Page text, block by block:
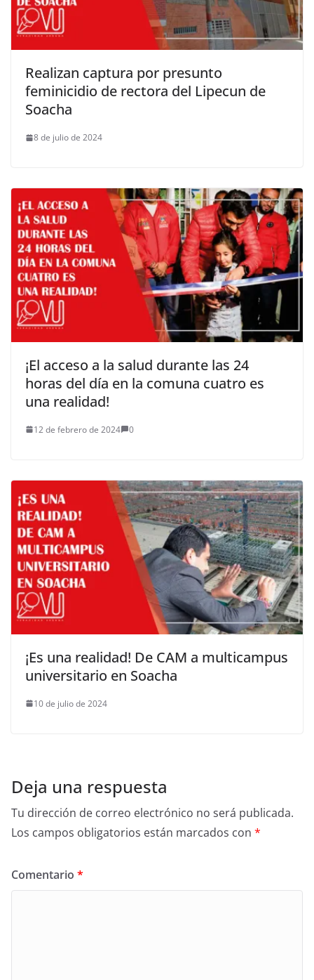
Realizan captura por presunto
feminicidio de rectora del Lipecun de
Soacha
8 de julio de 2024
¡El acceso a la salud durante las 24
horas del día en la comuna cuatro es
una realidad!
12 de febrero de 2024 0
¡Es una realidad! De CAM a multicampus
universitario en Soacha
10 de julio de 2024
Deja una respuesta
Tu dirección de correo electrónico no será publicada.
Los campos obligatorios están marcados con *
Comentario *